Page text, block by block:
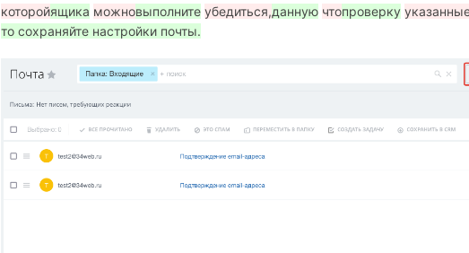
которойящика можновыполните убедиться,данную чтопроверку
то сохраняйте настройки почты.